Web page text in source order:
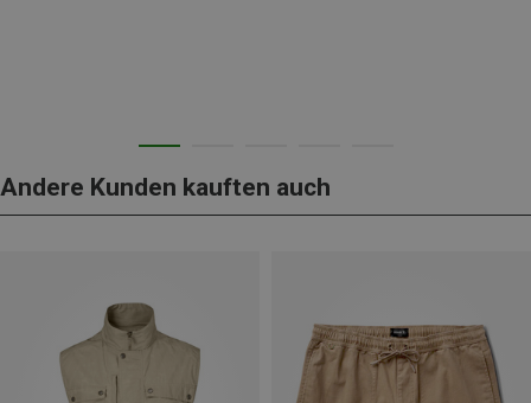
Andere Kunden kauften auch